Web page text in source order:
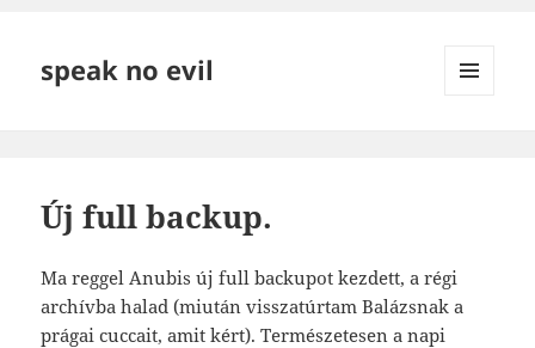
speak no evil
Új full backup.
Ma reggel Anubis új full backupot kezdett, a régi
archívba halad (miután visszatúrtam Balázsnak a
prágai cuccait, amit kért). Természetesen a napi